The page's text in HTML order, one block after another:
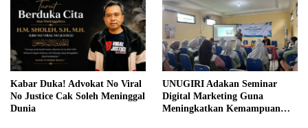
Kabar Duka! Advokat No Viral
No Justice Cak Soleh Meninggal
Dunia
UNUGIRI Adakan Seminar
Digital Marketing Guna
Meningkatkan Kemampuan